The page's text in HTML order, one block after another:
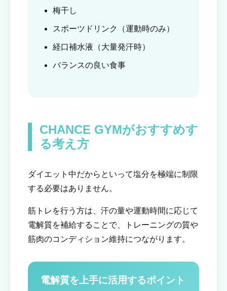
梅干し
スポーツドリンク（運動時のみ）
経口補水液（大量発汗時）
バランスの良い食事
CHANCE GYMがおすすめす
る考え方
ダイエット中だからといって塩分を極端に制限
する必要はありません。
筋トレを行う方は、汗の量や運動時間に応じて
電解質を補給することで、トレーニングの質や
筋肉のコンディション維持につながります。
電解質を上手に活用するポイント